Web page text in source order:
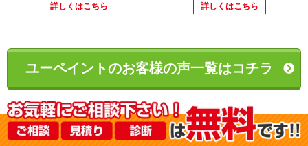
詳しくはこちら
詳しくはこちら
ユーペイントのお客様の声一覧はコチラ